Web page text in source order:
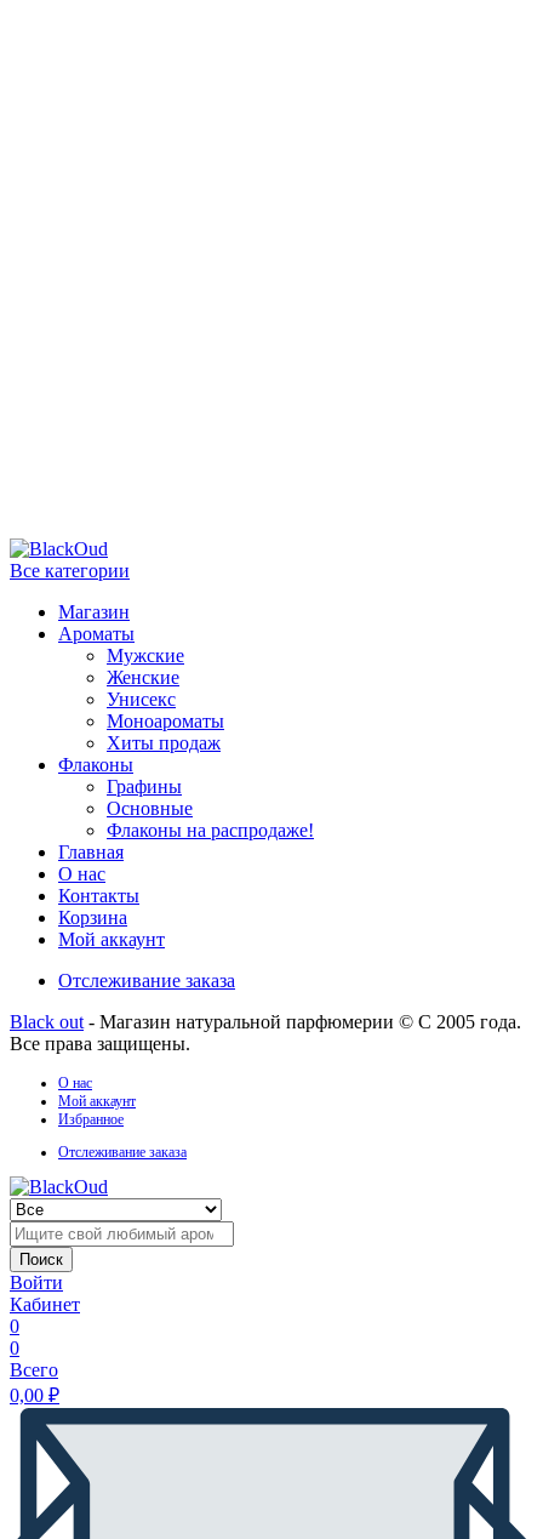
Все категории
Магазин
Ароматы
Мужские
Женские
Унисекс
Моноароматы
Хиты продаж
Флаконы
Графины
Основные
Флаконы на распродаже!
Главная
О нас
Контакты
Корзина
Мой аккаунт
Отслеживание заказа
Black out - Магазин натуральной парфюмерии © С 2005 года.
Все права защищены.
О нас
Мой аккаунт
Избранное
Отслеживание заказа
Поиск
Войти
Кабинет
0
0
Всего
0,00 ₽